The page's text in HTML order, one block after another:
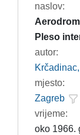
naslov:
Pleso
autor:
mjesto:
Zagreb
vrijeme:
oko 1966.